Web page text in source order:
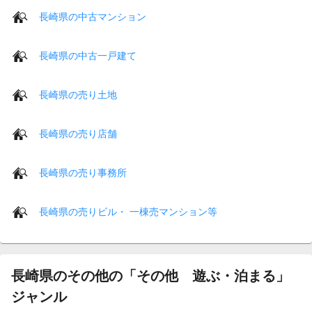
長崎県の中古マンション
長崎県の中古一戸建て
長崎県の売り土地
長崎県の売り店舗
長崎県の売り事務所
長崎県の売りビル・ 一棟売マンション等
長崎県のその他の「その他 遊ぶ・泊まる」
ジャンル